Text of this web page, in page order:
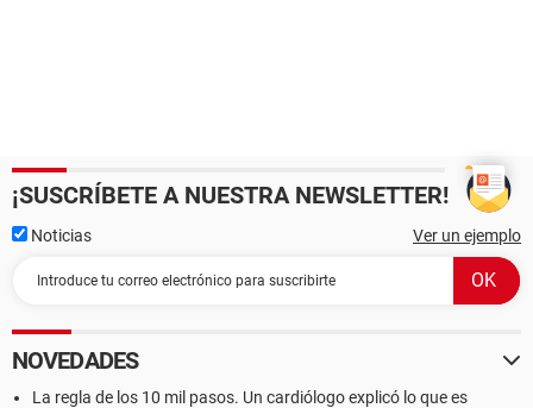
¡SUSCRÍBETE A NUESTRA NEWSLETTER!
Noticias Ver un ejemplo
NOVEDADES
La regla de los 10 mil pasos. Un cardiólogo explicó lo que es